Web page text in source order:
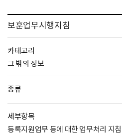
보훈업무시행지침
카테고리
그 밖의 정보
종류
세부항목
등록지원업무 등에 대한 업무처리 지침